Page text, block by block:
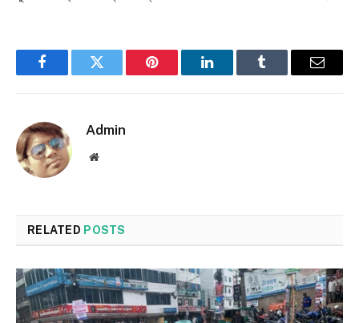
FacebookTwitter Pinterest LinkedInTumblr Email
Admin
Website
RELATED POSTS